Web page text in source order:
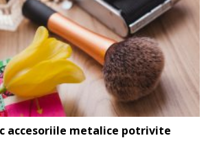
accesoriile metalice potrivite